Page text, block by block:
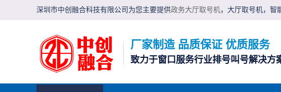
深圳市中创融合科技有限公司为您主要提供政务大厅取号机，大厅取号机，智
厂家制造 品质保证 优质服务
致力于窗口服务行业排号叫号解决方